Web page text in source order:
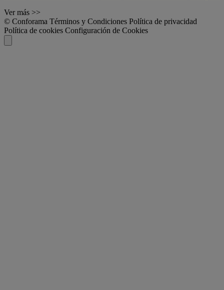
Ver más >>
© Conforama Términos y Condiciones Política de privacidad
Política de cookies Configuración de Cookies